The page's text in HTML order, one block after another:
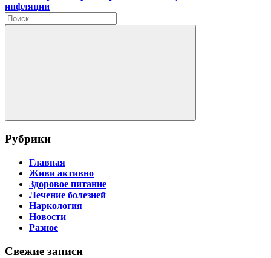
записям
запись:
инфляции
Поиск
для:
Поиск
Рубрики
Главная
Живи активно
Здоровое питание
Лечение болезней
Наркология
Новости
Разное
Свежие записи